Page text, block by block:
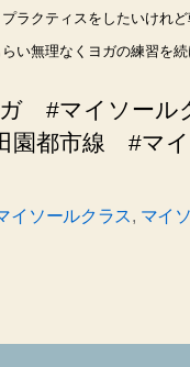
ラクティスをしたいけれ
い無理なくヨガの練習を
ガ #マイソー
都市線 #マイ
イソールクラス, マイ